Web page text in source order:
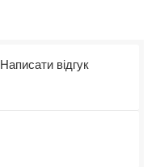
Написати відгук